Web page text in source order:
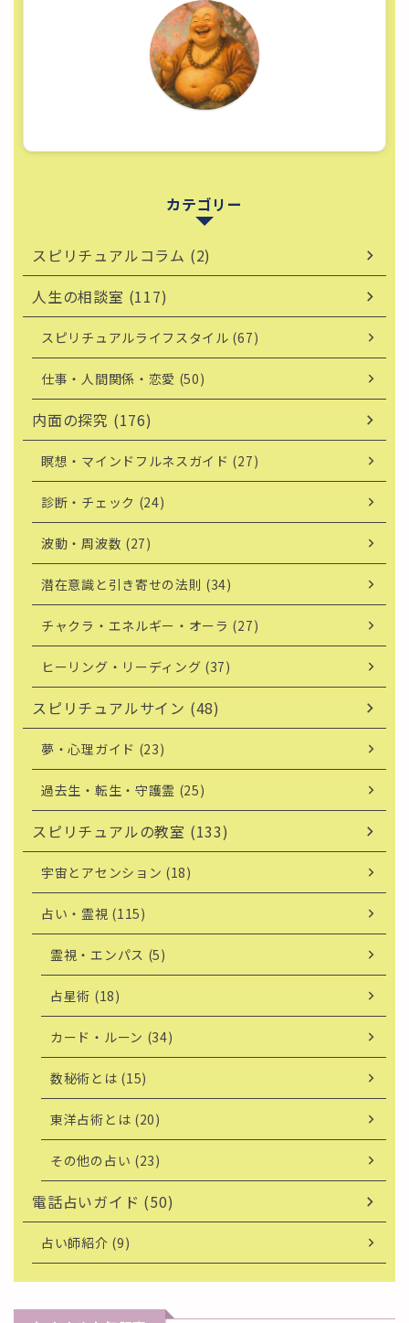
カテゴリー
スピリチュアルコラム (2)
人生の相談室 (117)
スピリチュアルライフスタイル (67)
仕事・人間関係・恋愛 (50)
内面の探究 (176)
瞑想・マインドフルネスガイド (27)
診断・チェック (24)
波動・周波数 (27)
潜在意識と引き寄せの法則 (34)
チャクラ・エネルギー・オーラ (27)
ヒーリング・リーディング (37)
スピリチュアルサイン (48)
夢・心理ガイド (23)
過去生・転生・守護霊 (25)
スピリチュアルの教室 (133)
宇宙とアセンション (18)
占い・霊視 (115)
霊視・エンパス (5)
占星術 (18)
カード・ルーン (34)
数秘術とは (15)
東洋占術とは (20)
その他の占い (23)
電話占いガイド (50)
占い師紹介 (9)